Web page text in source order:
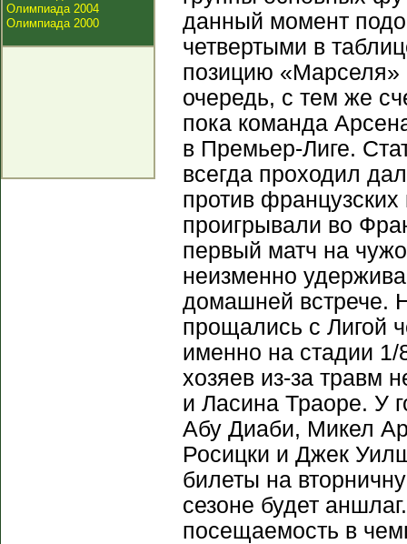
Олимпиада 2004
Олимпиада 2000
данный момент
четвертыми в
позицию «Марселя»
очередь, с тем же
пока команда
в Премьер-Лиге.
всегда проходил
против
проигрывали во
первый матч на
неизменно
домашней встрече.
прощались с Лигой
именно на стадии
хозяев из-за травм
и Ласина Траоре. У
Абу Диаби, Микел
Росицки и Джек
билеты на
сезоне будет
посещаемость в